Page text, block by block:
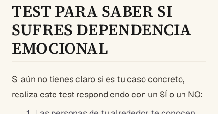
TEST PARA SABER SI
SUFRES DEPENDENCIA
EMOCIONAL
Si aún no tienes claro si es tu caso concreto,
realiza este test respondiendo con un SÍ o un NO: